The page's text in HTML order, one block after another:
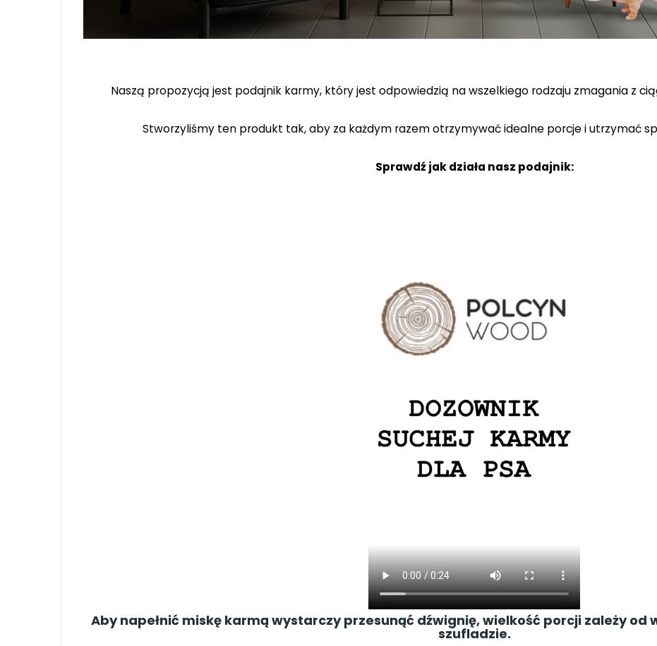
Naszą propozycją jest podajnik karmy, który jest odpowiedzią na wszelkiego rodzaju zmagania z
Stworzyliśmy ten produkt tak, aby za każdym razem otrzymywać idealne porcje i utrzymać
Sprawdź jak działa nasz podajnik:
Aby napełnić miskę karmą wystarczy przesunąć dźwignię, wielkość porcji zależy od
szufladzie.